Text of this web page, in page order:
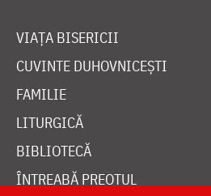
VIAȚA BISERICII
CUVINTE DUHOVNICEȘTI
FAMILIE
LITURGICĂ
BIBLIOTECĂ
ÎNTREABĂ PREOTUL